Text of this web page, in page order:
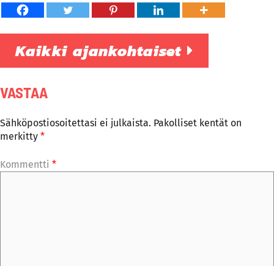
Kaikki ajankohtaiset
VASTAA
Sähköpostiosoitettasi ei julkaista. Pakolliset kentät on
merkitty *
Kommentti *